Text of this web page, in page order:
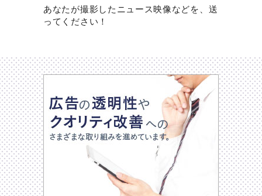
あなたが撮影したニュース映像などを、送
ってください！